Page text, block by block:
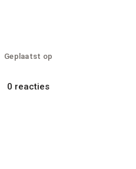
Geplaatst op
0 reacties